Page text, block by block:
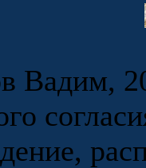
Вадим,